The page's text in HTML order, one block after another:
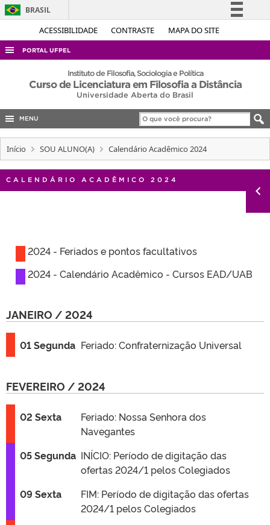
ACESSIBILIDADE CONTRASTE MAPA DO SITE
BRASIL
Simplifique!
Acesso à informação
Canais
PORTAL UFPEL
ACESSO À INFORMAÇÃO
EDITAIS
Instituto de Filosofia, Sociologia e Política
Curso de Licenciatura em Filosofia a Distância
Universidade Aberta do Brasil
MENU
Início SOU ALUNO(A) Calendário Acadêmico 2024
CALENDÁRIO ACADÊMICO 2024
2024 - Feriados e pontos facultativos
2024 - Calendário Acadêmico - Cursos EAD/UAB
JANEIRO / 2024
01 Segunda Feriado: Confraternização Universal
FEVEREIRO / 2024
02 Sexta
Feriado: Nossa Senhora dos
Navegantes
05 Segunda INÍCIO: Período de digitação das
ofertas 2024/1 pelos Colegiados
09 Sexta
FIM: Período de digitação das ofertas
2024/1 pelos Colegiados